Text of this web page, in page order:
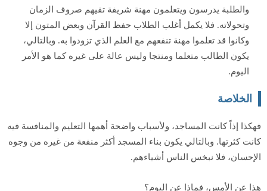
والطلبة يدرسون ويتعلمون مهنة شريفة تقيهم صروف الزمان
وتحولاته. فلا يكمل أغلب الطلاب حفظ القرآن وبعض المتون إلا
وكانوا قد تعلموا مهنة تنفعهم مع العلم الذي تزودوا به. وبالتالي،
يكون الطالب متعلما ومنتجا وليس عالة على غيره كما هو الأمر
اليوم.
الخلاصة
فهكذا إذاً كانت المساجد، ولأسباب واضحة أهمها التعليم والمنافسة فيه
كانت كثرتها. وبالتالي يكون بناء المسجد أكثر منفعة من غيره من وجوه
الإحسان، فلا نبخس الناس أشياءهم.
هذا عن الأمس، فماذا عن اليوم؟